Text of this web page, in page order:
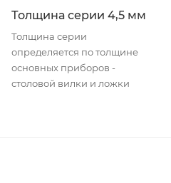
Толщина серии 4,5 мм
Толщина серии
определяется по толщине
основных приборов -
столовой вилки и ложки